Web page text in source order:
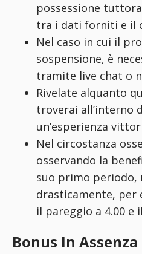
possessione
tra i dati forniti e il
Nel caso in cui il
sospensione, è
tramite live chat o
Rivelate alquanto
troverai all’interno
un’esperienza
Nel circostanza
osservando la
suo primo periodo,
drasticamente, per
il pareggio a 4.00 e
Bonus In